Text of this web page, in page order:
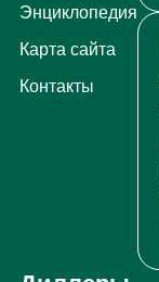
Энциклопедия
Карта сайта
Контакты